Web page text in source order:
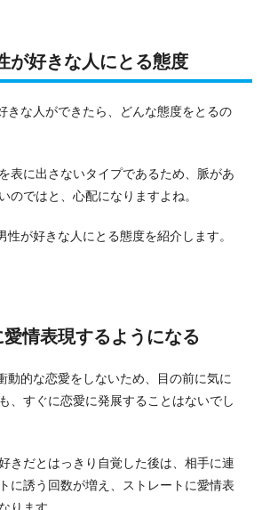
が好きな人にとる態度
きな人ができたら、どんな態度をとるの
表に出さないタイプであるため、脈があ
のではと、心配になりますよね。
性が好きな人にとる態度を紹介します。
情表現するようになる
動的な恋愛をしないため、目の前に気に
、すぐに恋愛に発展することはないでし
きだとはっきり自覚した後は、相手に連
に誘う回数が増え、ストレートに愛情表